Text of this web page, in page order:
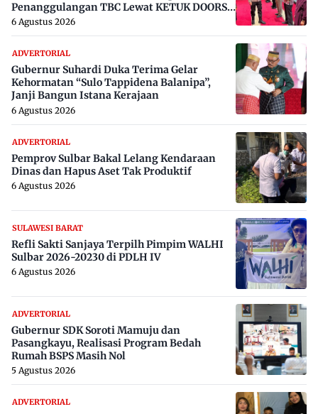
Penanggulangan TBC Lewat KETUK DOORS
di 650 Desa
6 Agustus 2026
ADVERTORIAL
Gubernur Suhardi Duka Terima Gelar
Kehormatan “Sulo Tappidena Balanipa”,
Janji Bangun Istana Kerajaan
6 Agustus 2026
ADVERTORIAL
Pemprov Sulbar Bakal Lelang Kendaraan
Dinas dan Hapus Aset Tak Produktif
6 Agustus 2026
SULAWESI BARAT
Refli Sakti Sanjaya Terpilh Pimpim WALHI
Sulbar 2026-20230 di PDLH IV
6 Agustus 2026
ADVERTORIAL
Gubernur SDK Soroti Mamuju dan
Pasangkayu, Realisasi Program Bedah
Rumah BSPS Masih Nol
5 Agustus 2026
ADVERTORIAL